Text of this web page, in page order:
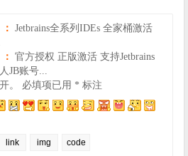
Jetbrains全系列IDEs 全家桶激活
官方授权 正版激活 支持Jetbrains
JB账号...
。
必填项已用 * 标注